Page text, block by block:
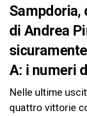
Sampdoria,
di Andrea
A: i numeri
Nelle ultime
quattro vittorie